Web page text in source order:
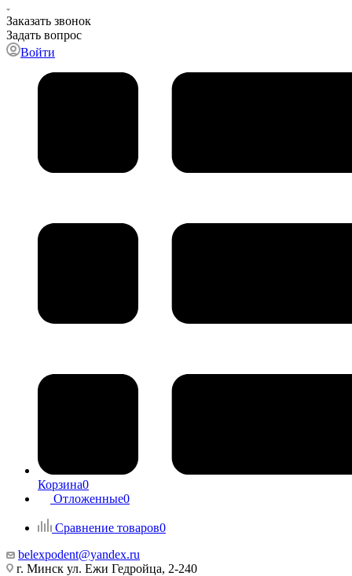
Заказать звонок
Задать вопрос
Войти
Корзина0
Отложенные0
Сравнение товаров0
belexpodent@yandex.ru
г. Минск ул. Ежи Гедройца, 2-240